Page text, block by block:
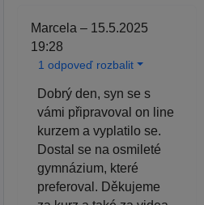
Marcela – 15.5.2025
19:28
1 odpoveď rozbalit
Dobrý den, syn se s
vámi připravoval on line
kurzem a vyplatilo se.
Dostal se na osmileté
gymnázium, které
preferoval. Děkujeme